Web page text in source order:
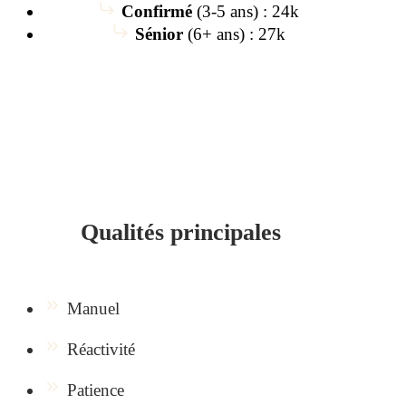
Confirmé (3-5 ans) : 24k
Sénior (6+ ans) : 27k
Qualités principales
Manuel
Réactivité
Patience